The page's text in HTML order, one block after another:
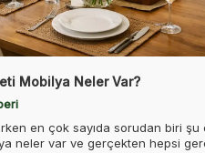
Mobilya Neler Var?
en çok sayıda sorudan biri şu
neler var ve gerçekten hepsi